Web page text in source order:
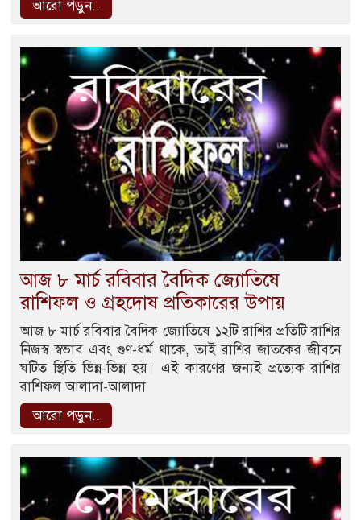
আরো পড়ুন..
আজ ৮ মার্চ রবিবার বৈদিক জ্যোতিষে
রাশিফল ও গ্রহদোষ প্রতিকারের উপায়
আজ ৮ মার্চ রবিবার বৈদিক জ্যোতিষে ১২টি রাশির প্রতিটি রাশির
নিজস্ব স্বভাব এবং গুণ-ধর্ম থাকে, তাই রাশির জাতকের জীবনে
ঘটিত স্থিতি ভিন্ন-ভিন্ন হয়। এই কারণের জন্যই প্রত্যেক রাশির
রাশিফল আলাদা-আলাদা
আরো পড়ুন..